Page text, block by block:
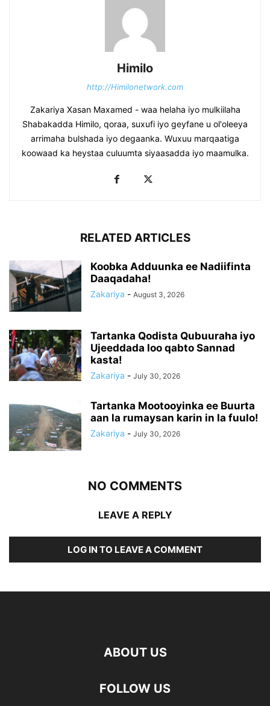
Himilo
http://Himilonetwork.com
Zakariya Xasan Maxamed - waa helaha iyo mulkiilaha
Shabakadda Himilo, qoraa, suxufi iyo geyfane u ol'oleeya
arrimaha bulshada iyo degaanka. Wuxuu marqaatiga
koowaad ka heystaa culuumta siyaasadda iyo maamulka.
RELATED ARTICLES
Koobka Adduunka ee Nadiifinta
Daaqadaha!
Zakariya - August 3, 2026
Tartanka Qodista Qubuuraha iyo
Ujeeddada loo qabto Sannad
kasta!
Zakariya - July 30, 2026
Tartanka Mootooyinka ee Buurta
aan la rumaysan karin in la fuulo!
Zakariya - July 30, 2026
NO COMMENTS
LEAVE A REPLY
LOG IN TO LEAVE A COMMENT
ABOUT US
FOLLOW US